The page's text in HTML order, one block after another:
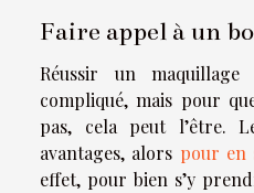
Faire appel à un
Réussir un maquillage
compliqué, mais pour
pas, cela peut l’être.
avantages, alors pour en
effet, pour bien s’y